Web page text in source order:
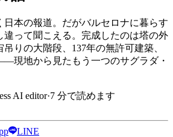
日本の報道。だがバルセロナに暮らす
違って聞こえる。完成したのは塔の外
りの大階段、137年の無許可建築、
現地から見たもう一つのサグラダ・
AI editor·7 分で読めます
LINE